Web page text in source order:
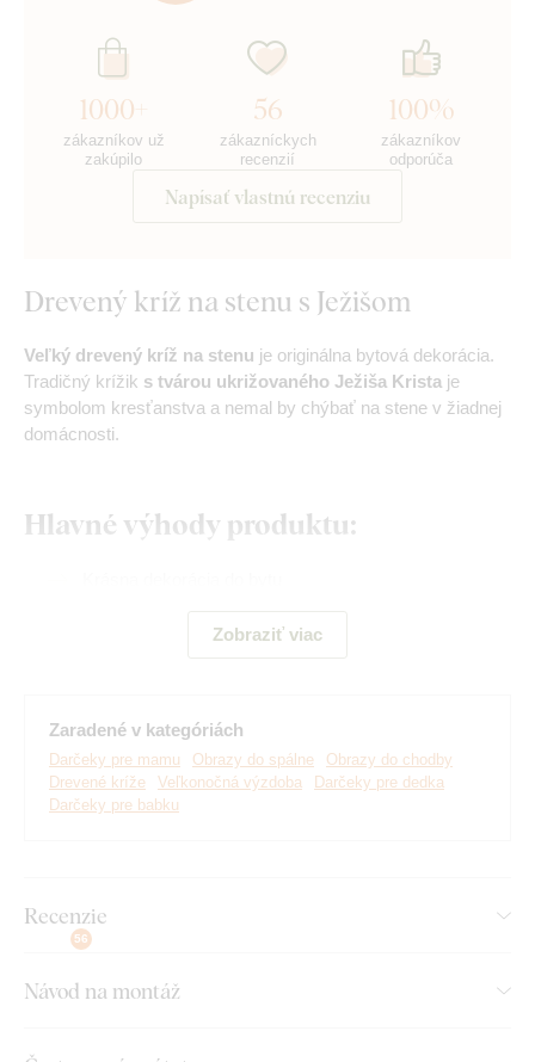
1000+
zákazníkov už
zakúpilo
56
zákazníckych
recenzií
100%
zákazníkov
odporúča
Napísať vlastnú recenziu
Drevený kríž na stenu s Ježišom
Veľký drevený kríž na stenu je originálna bytová dekorácia.
Tradičný krížik s tvárou ukrižovaného Ježiša Krista je
symbolom kresťanstva a nemal by chýbať na stene v žiadnej
domácnosti.
Hlavné výhody produktu:
Symbol kresťanstva
Výber z rôznych dekorov
odporúčame použiť penovú pásku alebo malé klinčeky.
Jednoducho, bez akéhokoľvek vŕtania.
Zobraziť viac
Zaradené v kategóriách
Darčeky pre mamu Obrazy do spálne
Obrazy do chodby
Drevené kríže
Veľkonočná výzdoba
Darčeky pre dedka
Darčeky pre babku
Recenzie
56
Návod na montáž